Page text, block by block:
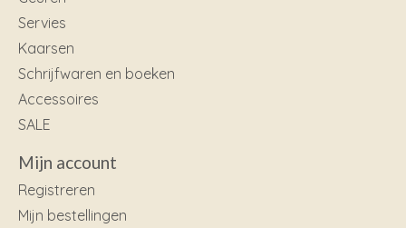
Servies
Kaarsen
Schrijfwaren en boeken
Accessoires
SALE
Mijn account
Registreren
Mijn bestellingen